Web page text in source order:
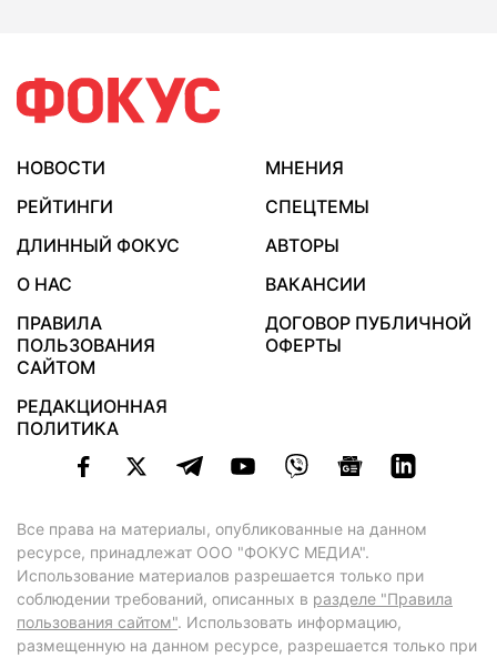
НОВОСТИ
МНЕНИЯ
РЕЙТИНГИ
СПЕЦТЕМЫ
ДЛИННЫЙ ФОКУС
АВТОРЫ
О НАС
ВАКАНСИИ
ПРАВИЛА
ПОЛЬЗОВАНИЯ
САЙТОМ
ДОГОВОР ПУБЛИЧНОЙ
ОФЕРТЫ
РЕДАКЦИОННАЯ
ПОЛИТИКА
Все права на материалы, опубликованные на данном
ресурсе, принадлежат ООО "ФОКУС МЕДИА".
Использование материалов разрешается только при
соблюдении требований, описанных в разделе "Правила
пользования сайтом". Использовать информацию,
размещенную на данном ресурсе, разрешается только при